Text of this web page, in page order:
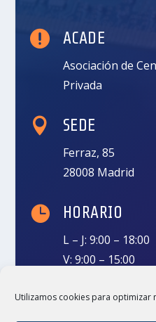
Utilizamos cookies para optimizar
 ACADE
Asociación de
Privada
 SEDE
Ferraz, 85
28008 Madrid
 HORARIO
L – J: 9:00 – 18:00
V: 9:00 – 15:00
 LLÁMANOS